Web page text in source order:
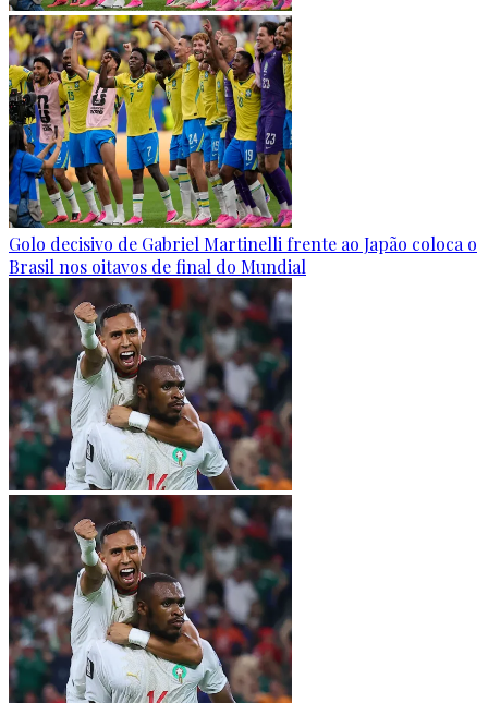
Golo decisivo de Gabriel Martinelli frente ao Japão coloca o
Brasil nos oitavos de final do Mundial